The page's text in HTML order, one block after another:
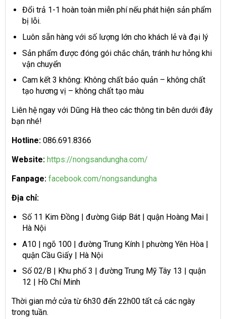
Đổi trả 1-1 hoàn toàn miễn phí nếu phát hiện sản phẩm
bị lỗi.
Luôn sẵn hàng với số lượng lớn cho khách lẻ và đại lý
Sản phẩm được đóng gói chắc chắn, tránh hư hỏng khi
vận chuyển
Cam kết 3 không: Không chất bảo quản – không chất
tạo hương vị – không chất tạo màu
Liên hệ ngay với Dũng Hà theo các thông tin bên dưới đây
bạn nhé!
H otline: 086.691.8366
Website: https://nongsandungha.com/
Fanpage: facebook.com/nongsandungha
Địa chỉ:
Số 11 Kim Đồng | đường Giáp Bát | quận Hoàng Mai |
Hà Nội
A10 | ngõ 100 | đường Trung Kính | phường Yên Hòa |
quận Cầu Giấy | Hà Nội
Số 02/B | Khu phố 3 | đường Trung Mỹ Tây 13 | quận
12 | Hồ Chí Minh
Thời gian mở cửa từ 6h30 đến 22h00 tất cả các ngày
trong tuần.